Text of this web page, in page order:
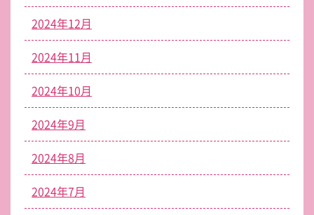
2024年12月
2024年11月
2024年10月
2024年9月
2024年8月
2024年7月